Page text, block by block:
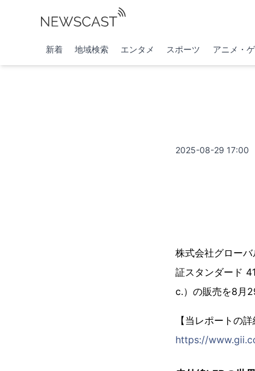
新着 地域検索 エンタメ スポーツ アニメ・
2025-08-29 17:00
株式会社グロー
証スタンダード
c.）の販売を8月
【当レポートの詳
https://